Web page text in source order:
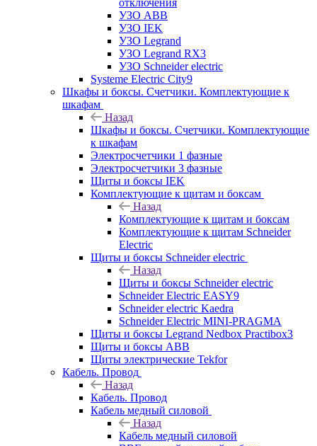
УЗО ABB
УЗО IEK
УЗО Legrand
УЗО Legrand RX3
УЗО Schneider electric
Systeme Electric City9
Шкафы и боксы. Счетчики. Комплектующие к
шкафам
Назад
Шкафы и боксы. Счетчики. Комплектующие
к шкафам
Электросчетчики 1 фазные
Электросчетчики 3 фазные
Щиты и боксы IEK
Комплектующие к щитам и боксам
Назад
Комплектующие к щитам и боксам
Комплектующие к щитам Schneider
Electric
Щиты и боксы Schneider electric
Назад
Щиты и боксы Schneider electric
Schneider Electric EASY9
Schneider electric Kaedra
Schneider Electric MINI-PRAGMA
Щиты и боксы Legrand Nedbox Practibox3
Щиты и боксы ABB
Щиты электрические Tekfor
Кабель. Провод
Назад
Кабель. Провод
Кабель медный силовой
Назад
Кабель медный силовой